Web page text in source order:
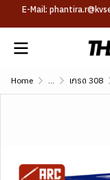
E-Mail:
Home ... เกรด 308